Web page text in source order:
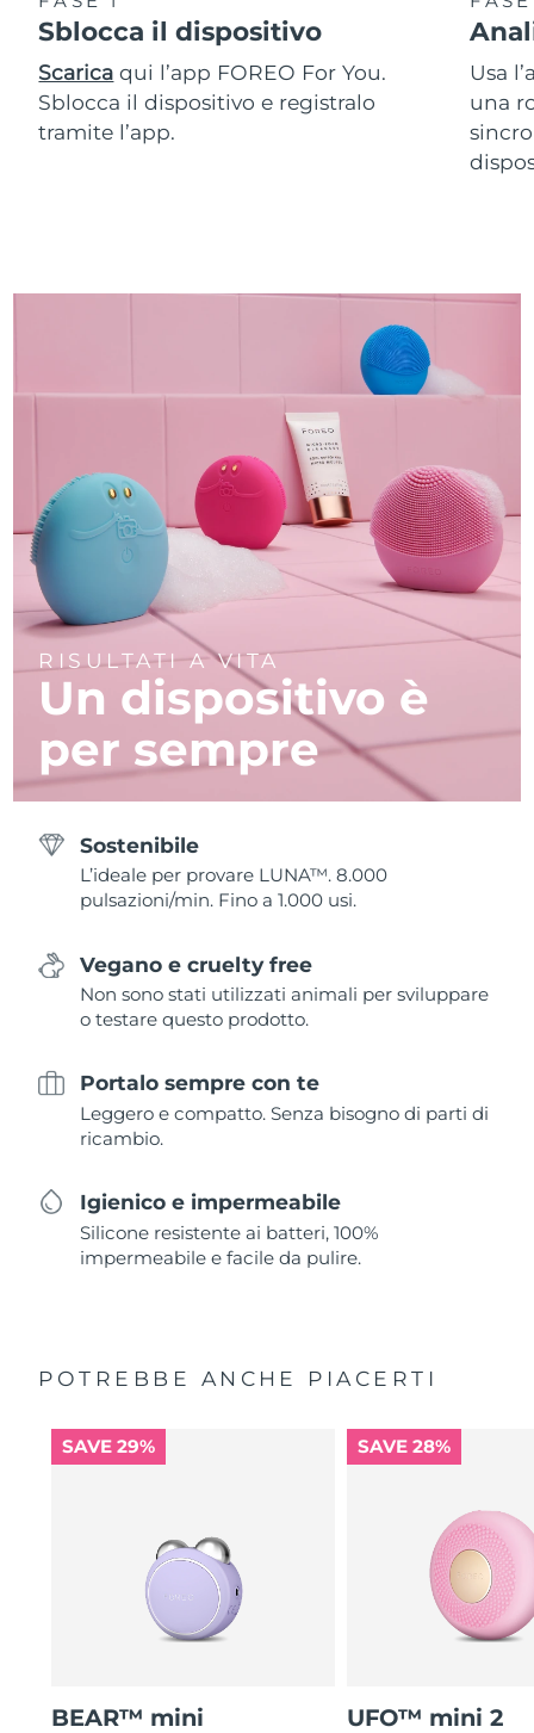
Sblocca il dispositivo
Scarica qui l’app FOREO For You.
Sblocca il dispositivo e registralo
tramite l’app.
Usa
una
RISULTATI A VITA
Un dispositivo è
per sempre
Sostenibile
L’ideale per provare LUNA™. 8.000
pulsazioni/min. Fino a 1.000 usi.
Vegano e cruelty free
Non sono stati utilizzati animali per sviluppare
o testare questo prodotto.
Portalo sempre con te
Leggero e compatto. Senza bisogno di parti di
ricambio.
Igienico e impermeabile
Silicone resistente ai batteri, 100%
impermeabile e facile da pulire.
POTREBBE ANCHE PIACERTI
SAVE 29%
BEAR™ mini
SAVE 28%
UFO™ mini 2